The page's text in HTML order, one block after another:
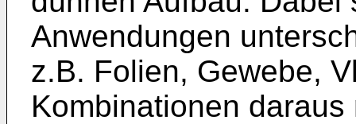
Anwendungen
z.B. Folien, Gewebe,
Kombinationen daraus